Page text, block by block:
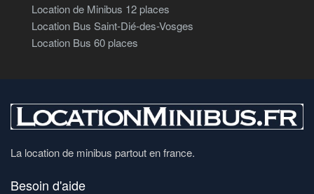
Location de Minibus 12 places
Location Bus Saint-Dié-des-Vosges
Location Bus 60 places
La location de minibus partout en france.
Besoin d'aide